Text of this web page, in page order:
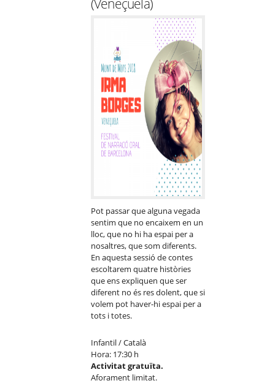
(Veneçuela)
Pot passar que alguna vegada
sentim que no encaixem en un
lloc, que no hi ha espai per a
nosaltres, que som diferents.
En aquesta sessió de contes
escoltarem quatre històries
que ens expliquen que ser
diferent no és res dolent, que si
volem pot haver-hi espai per a
tots i totes.
Infantil / Català
Hora: 17:30 h
Activitat gratuïta.
Aforament limitat.